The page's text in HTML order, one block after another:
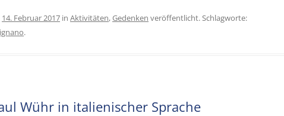
14. Februar 2017 in Aktivitäten,Gedenken veröffentlicht. Schlagworte:
.
Wühr in italienischer Sprache